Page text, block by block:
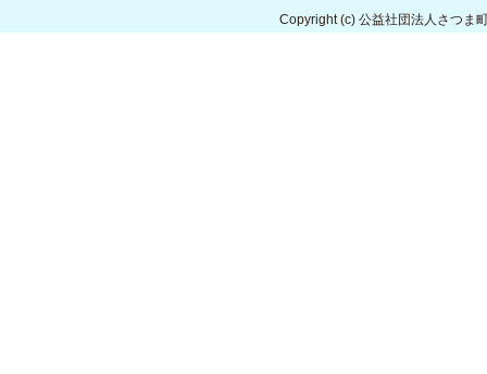
Copyright(c) 公益社団法人さつま